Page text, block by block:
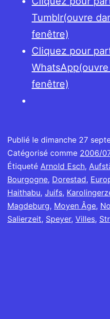
Tumblr(ouvre
fenêtre)
Cliquez pour
fenêtre)
Publié le dimanche 27
Catégorisé comme 2006/
Étiqueté Arnold Esch,
Bourgogne, Dorestad,
Haithabu, Juifs,
Magdeburg, Moyen Âge,
Salierzeit, Speyer, Villes,